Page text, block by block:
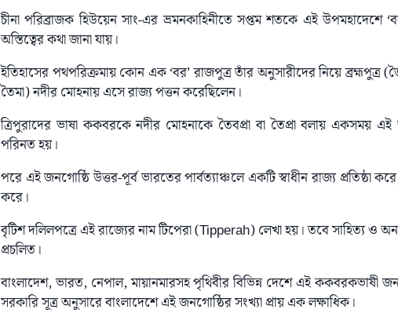
চীনা পরিব্রাজক হিউয়েন সাং-এর ভ্রমনকাহিনীতে সপ্তম শতকে এই উপমহাদেশে
অস্তিত্বের কথা জানা যায়।
ইতিহাসের পথপরিক্রমায় কোন এক ‘বর’ রাজপুত্র তাঁর অনুসারীদের নিয়ে ব্রহ্মপুত্র
তৈমা) নদীর মোহনায় এসে রাজ্য পত্তন করেছিলেন।
ত্রিপুরাদের ভাষা ককবরকে নদীর মোহনাকে তৈবপ্রা বা তৈপ্রা বলায় একসময় এই
পরিনত হয়।
পরে এই জনগোষ্ঠি উত্তর-পূর্ব ভারতের পার্বত্যাঞ্চলে একটি স্বাধীন রাজ্য প্রতিষ্ঠা
করে।
বৃটিশ দলিলপত্রে এই রাজ্যের নাম টিপেরা (Tipperah) লেখা হয়। তবে সাহিত্য ও
প্রচলিত।
বাংলাদেশ, ভারত, নেপাল, মায়ানমারসহ পৃথিবীর বিভিন্ন দেশে এই ককবরকভাষী
সরকারি সূত্র অনুসারে বাংলাদেশে এই জনগোষ্ঠির সংখ্যা প্রায় এক লক্ষাধিক।